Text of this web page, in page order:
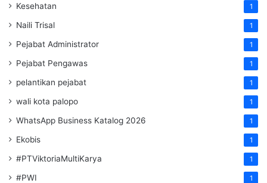
Kesehatan 1
Naili Trisal 1
Pejabat Administrator 1
Pejabat Pengawas 1
pelantikan pejabat 1
wali kota palopo 1
WhatsApp Business Katalog 2026 1
Ekobis 1
#PTViktoriaMultiKarya 1
#PWI 1